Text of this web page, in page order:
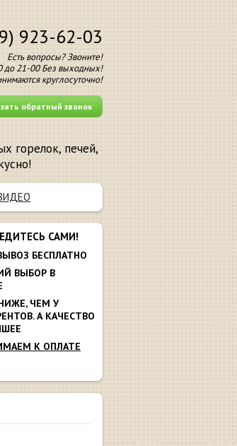
923-62-03
Есть вопросы? Звоните!
до 21-00 Без выходных!
круглосуточно!
обратный звонок
горелок, печей,
САМИ!
БЕСПЛАТНО
ВЫБОР В
ЧЕМ У
А КАЧЕСТВО
К ОПЛАТЕ